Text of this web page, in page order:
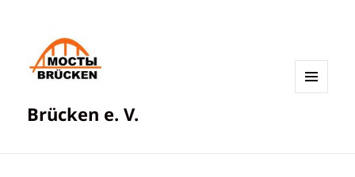
Brücken e. V.